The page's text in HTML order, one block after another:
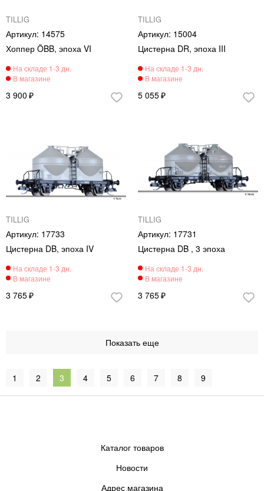
TILLIG
14575
Хоппер ÖBB, эпоха VI
3 900
TILLIG
15004
Цистерна DR, эпоха III
5 055
TILLIG
17733
Цистерна DB, эпоха IV
3 765
TILLIG
17731
Цистерна DB , 3 эпоха
3 765
1 2 3 4 5 6 7 8 9
Каталог товаров
Новости
Адрес магазина